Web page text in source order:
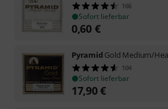
166
Sofort lieferbar
0,60 €
Pyramid Gold Medium/
104
Sofort lieferbar
17,90€